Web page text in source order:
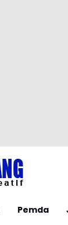
Pemda